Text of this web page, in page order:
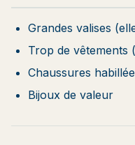
Grandes valises
Trop de vêtements
Chaussures
Bijoux de valeur